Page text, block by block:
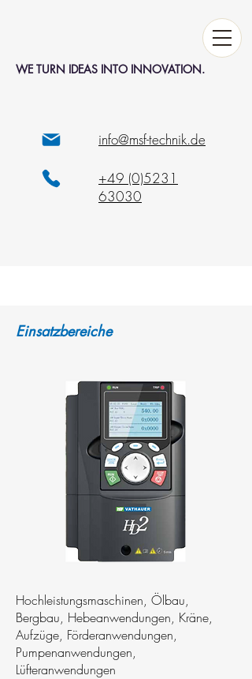
WE TURN IDEAS INTO INNOVATION.
info@msf-technik.de
+49 (0)5231
63030
Einsatzbereiche
Hochleistungsmaschinen, Ölbau,
Bergbau, Hebeanwendungen, Kräne,
Aufzüge, Förderanwendungen,
Pumpenanwendungen,
Lüfteranwendungen